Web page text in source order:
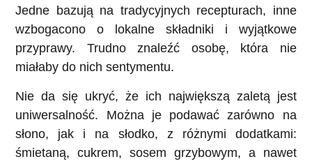
Jedne bazują na tradycyjnych recepturach, inne
wzbogacono o lokalne składniki i wyjątkowe
przyprawy. Trudno znaleźć osobę, która nie
miałaby do nich sentymentu.
Nie da się ukryć, że ich największą zaletą jest
uniwersalność. Można je podawać zarówno na
słono, jak i na słodko, z różnymi dodatkami:
śmietaną, cukrem, sosem grzybowym, a nawet